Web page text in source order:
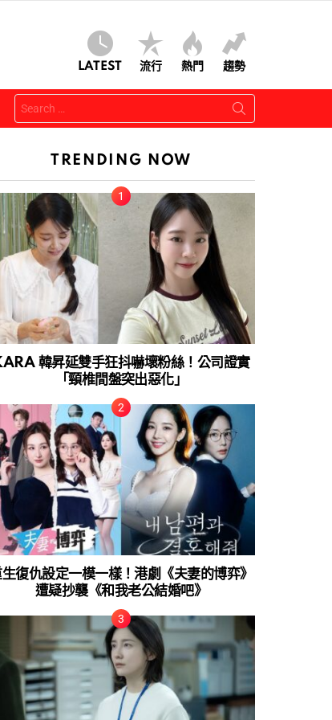
LATEST 流行 熱門 趨勢
SKIN
Search
for:
TRENDING NOW
韓昇延雙手狂抖嚇壞粉絲！公司證實
「頸椎間盤突出惡化」
復仇設定一模一樣！港劇《夫妻的博弈》
遭疑抄襲《和我老公結婚吧》